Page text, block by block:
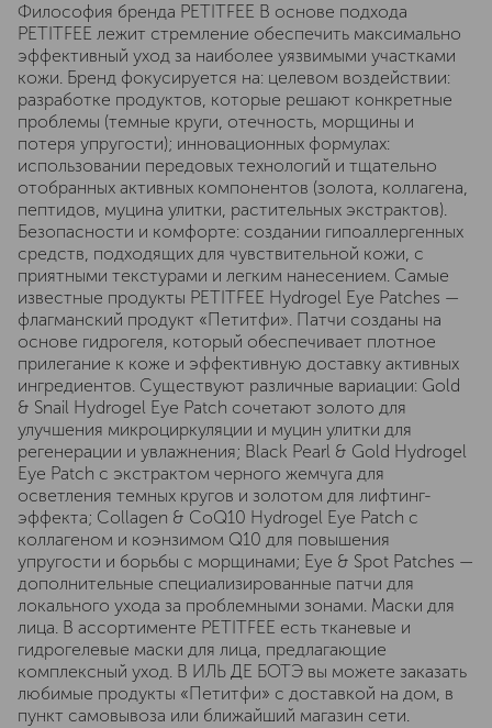
Философия бренда PETITFEE В основе подхода
PETITFEE лежит стремление обеспечить максимально
эффективный уход за наиболее уязвимыми участками
кожи. Бренд фокусируется на: целевом воздействии:
разработке продуктов, которые решают конкретные
проблемы (темные круги, отечность, морщины и
потеря упругости); инновационных формулах:
использовании передовых технологий и тщательно
отобранных активных компонентов (золота, коллагена,
пептидов, муцина улитки, растительных экстрактов).
Безопасности и комфорте: создании гипоаллергенных
средств, подходящих для чувствительной кожи, с
приятными текстурами и легким нанесением. Самые
известные продукты PETITFEE Hydrogel Eye Patches —
флагманский продукт «Петитфи». Патчи созданы на
основе гидрогеля, который обеспечивает плотное
прилегание к коже и эффективную доставку активных
ингредиентов. Существуют различные вариации: Gold
& Snail Hydrogel Eye Patch сочетают золото для
улучшения микроциркуляции и муцин улитки для
регенерации и увлажнения; Black Pearl & Gold Hydrogel
Eye Patch с экстрактом черного жемчуга для
осветления темных кругов и золотом для лифтинг-
эффекта; Collagen & CoQ10 Hydrogel Eye Patch с
коллагеном и коэнзимом Q10 для повышения
упругости и борьбы с морщинами; Eye & Spot Patches —
дополнительные специализированные патчи для
локального ухода за проблемными зонами. Маски для
лица. В ассортименте PETITFEE есть тканевые и
гидрогелевые маски для лица, предлагающие
комплексный уход. В ИЛЬ ДЕ БОТЭ вы можете заказать
любимые продукты «Петитфи» с доставкой на дом, в
пункт самовывоза или ближайший магазин сети.